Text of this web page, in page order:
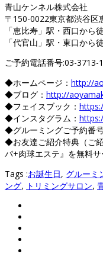
青山ケンネル株式会社
〒150-0022東京都渋谷区
「恵比寿」駅・西口から
「代官山」駅・東口から
ご予約電話番号:03-3713-
◆ホームページ： http://
◆ブログ： http://
◆フェイスブック：
◆インスタグラム：
◆グルーミングご予約番
◆お友達ご紹介特典（ご
パ+肉球エステ』を無料
Tags :お誕生日, グルーミ
ング, トリミングサロン,